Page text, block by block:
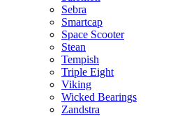
Sebra
Smartcap
Space Scooter
Stean
Tempish
Triple Eight
Viking
Wicked Bearings
Zandstra